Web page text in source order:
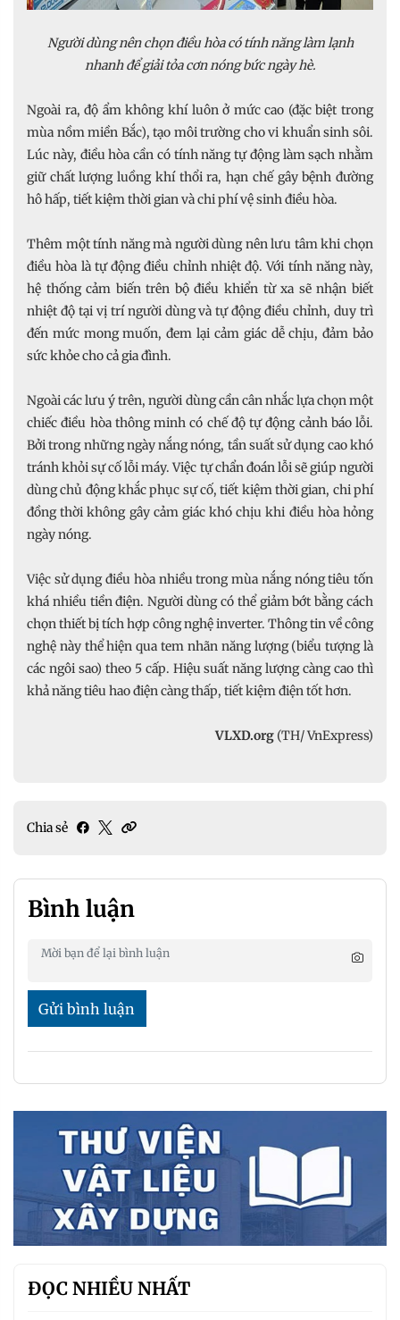
Người dùng nên chọn điều hòa có tính năng làm lạnh
nhanh để giải tỏa cơn nóng bức ngày hè.
Ngoài ra, độ ẩm không khí luôn ở mức cao (đặc biệt trong
mùa nồm miền Bắc), tạo môi trường cho vi khuẩn sinh sôi.
Lúc này, điều hòa cần có tính năng tự động làm sạch nhằm
giữ chất lượng luồng khí thổi ra, hạn chế gây bệnh đường
hô hấp, tiết kiệm thời gian và chi phí vệ sinh điều hòa.
Thêm một tính năng mà người dùng nên lưu tâm khi chọn
điều hòa là tự động điều chỉnh nhiệt độ. Với tính năng này,
hệ thống cảm biến trên bộ điều khiển từ xa sẽ nhận biết
nhiệt độ tại vị trí người dùng và tự động điều chỉnh, duy trì
đến mức mong muốn, đem lại cảm giác dễ chịu, đảm bảo
sức khỏe cho cả gia đình.
Ngoài các lưu ý trên, người dùng cần cân nhắc lựa chọn một
chiếc điều hòa thông minh có chế độ tự động cảnh báo lỗi.
Bởi trong những ngày nắng nóng, tần suất sử dụng cao khó
tránh khỏi sự cố lỗi máy. Việc tự chẩn đoán lỗi sẽ giúp người
dùng chủ động khắc phục sự cố, tiết kiệm thời gian, chi phí
đồng thời không gây cảm giác khó chịu khi điều hòa hỏng
ngày nóng.
Việc sử dụng điều hòa nhiều trong mùa nắng nóng tiêu tốn
khá nhiều tiền điện. Người dùng có thể giảm bớt bằng cách
chọn thiết bị tích hợp công nghệ inverter. Thông tin về công
nghệ này thể hiện qua tem nhãn năng lượng (biểu tượng là
các ngôi sao) theo 5 cấp. Hiệu suất năng lượng càng cao thì
khả năng tiêu hao điện càng thấp, tiết kiệm điện tốt hơn.
VLXD.org (TH/ VnExpress)
Chia sẻ
Bình luận
Gửi bình luận
ĐỌC NHIỀU NHẤT